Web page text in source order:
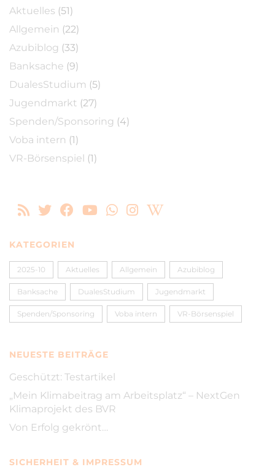
Aktuelles (51)
Allgemein (22)
Azubiblog (33)
Banksache (9)
DualesStudium (5)
Jugendmarkt (27)
Spenden/Sponsoring (4)
Voba intern (1)
VR-Börsenspiel (1)
KATEGORIEN
2025-10 Aktuelles Allgemein Azubiblog
Banksache DualesStudium Jugendmarkt
Spenden/Sponsoring Voba intern VR-Börsenspiel
NEUESTE BEITRÄGE
Geschützt: Testartikel
„Mein Klimabeitrag am Arbeitsplatz“ – NextGen
Klimaprojekt des BVR
Von Erfolg gekrönt…
SICHERHEIT & IMPRESSUM